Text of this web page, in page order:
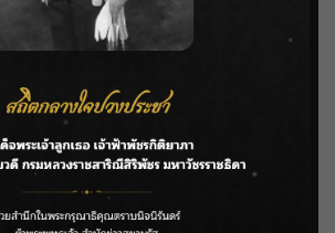
ร่งพร่องน้ำแม่น้ำปิง รับมวลน้ำเหนือ ย้ำ
ชญานิน” แดนซ์สับทุกจังหวะ ชวนแฟนๆ
ใจ
ชน ติดตามแก้ปัญหาโครงการประตู